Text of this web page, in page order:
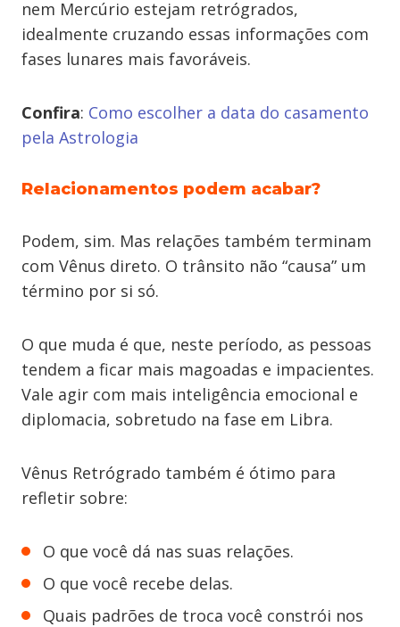
nem Mercúrio estejam retrógrados,
idealmente cruzando essas informações com
fases lunares mais favoráveis.
Confira: Como escolher a data do casamento
pela Astrologia
Relacionamentos podem acabar?
Podem, sim. Mas relações também terminam
com Vênus direto. O trânsito não “causa” um
término por si só.
O que muda é que, neste período, as pessoas
tendem a ficar mais magoadas e impacientes.
Vale agir com mais inteligência emocional e
diplomacia, sobretudo na fase em Libra.
Vênus Retrógrado também é ótimo para
refletir sobre:
O que você dá nas suas relações.
O que você recebe delas.
Quais padrões de troca você constrói nos